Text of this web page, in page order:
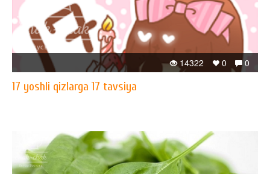
0
0
14322
17 yoshli qizlarga 17 tavsiya